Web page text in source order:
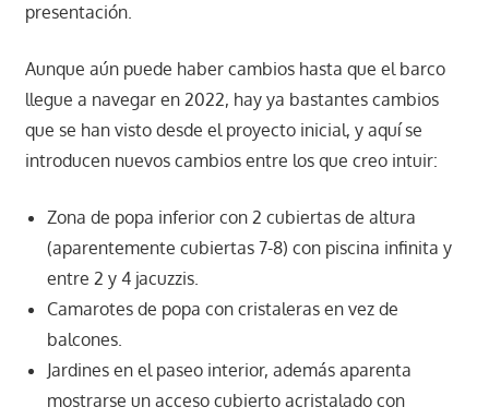
presentación.
Aunque aún puede haber cambios hasta que el barco
llegue a navegar en 2022, hay ya bastantes cambios
que se han visto desde el proyecto inicial, y aquí se
introducen nuevos cambios entre los que creo intuir:
Zona de popa inferior con 2 cubiertas de altura
(aparentemente cubiertas 7-8) con piscina infinita y
entre 2 y 4 jacuzzis.
Camarotes de popa con cristaleras en vez de
balcones.
Jardines en el paseo interior, además aparenta
mostrarse un acceso cubierto acristalado con